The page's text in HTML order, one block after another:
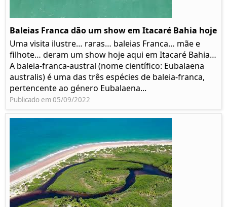
Baleias Franca dão um show em Itacaré Bahia hoje
Uma visita ilustre… raras… baleias Franca… mãe e
filhote… deram um show hoje aqui em Itacaré Bahia…
A baleia-franca-austral (nome científico: Eubalaena
australis) é uma das três espécies de baleia-franca,
pertencente ao género Eubalaena...
Publicado em 05/09/2022